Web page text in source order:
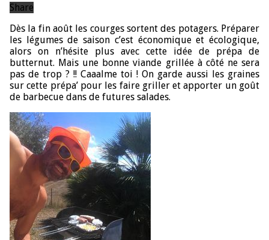
Share
Dès la fin août les courges sortent des potagers. Préparer
les légumes de saison c’est économique et écologique,
alors on n’hésite plus avec cette idée de prépa de
butternut. Mais une bonne viande grillée à côté ne sera
pas de trop ? !! Caaalme toi ! On garde aussi les graines
sur cette prépa’ pour les faire griller et apporter un goût
de barbecue dans de futures salades.